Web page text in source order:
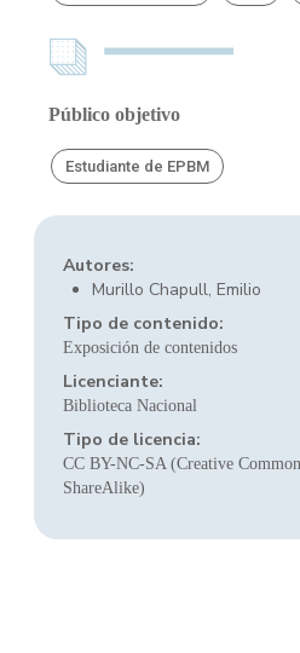
Público objetivo
Estudiante de EPBM
Autores:
Murillo Chapull, Emilio
Tipo de contenido:
Exposición de contenidos
Licenciante:
Biblioteca Nacional
Tipo de licencia:
CC BY-NC-SA (Creative
ShareAlike)